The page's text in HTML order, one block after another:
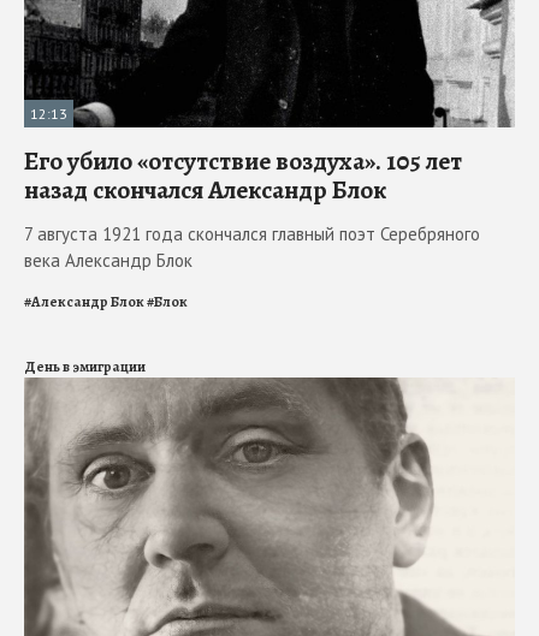
12:13
Его убило «отсутствие воздуха». 105 лет
назад скончался Александр Блок
7 августа 1921 года скончался главный поэт Серебряного
века Александр Блок
#Александр Блок#Блок
День в эмиграции